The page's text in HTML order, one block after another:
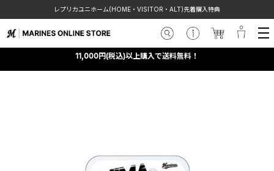
レプリカユニホーム(HOME・VISITOR・ALT)先着購入特典
11,000円(税込)以上購入で送料無料！